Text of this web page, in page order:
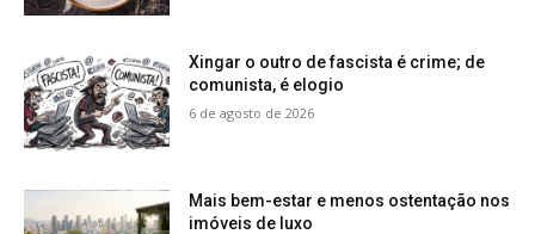
Xingar o outro de fascista é crime; de
comunista, é elogio
6 de agosto de 2026
Mais bem-estar e menos ostentação nos
imóveis de luxo